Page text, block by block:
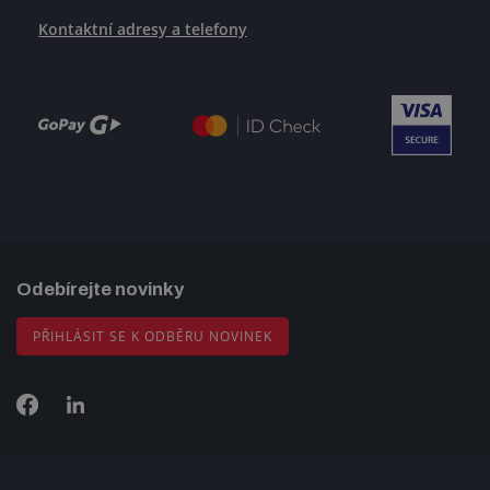
Kontaktní adresy a telefony
Odebírejte novinky
PŘIHLÁSIT SE K ODBĚRU NOVINEK